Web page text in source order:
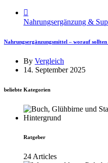
Nahrungsergänzung &
Nahrungsergänzungsmittel – worauf sollten
By Vergleich
14. September 2025
beliebte Kategorien
Ratgeber
24 Articles